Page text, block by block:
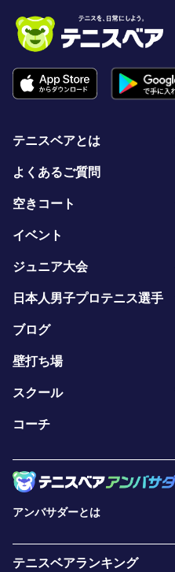
テニスベアとは
よくあるご質問
空きコート
イベント
ジュニア大会
日本人男子プロテニス選手
ブログ
壁打ち場
スクール
コーチ
アンバサダーとは
テニスベアランキング